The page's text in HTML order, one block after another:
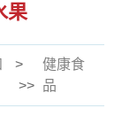
果
>
>>
健康食
品